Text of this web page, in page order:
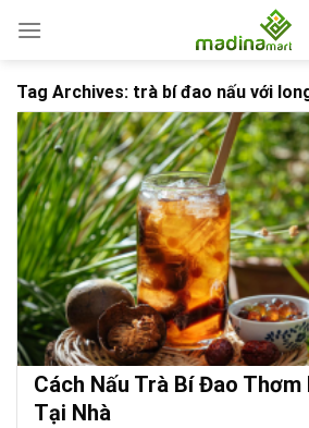
Tag Archives: trà bí đao nấu với
Cách Nấu Trà Bí Đao Thơm
Tại Nhà